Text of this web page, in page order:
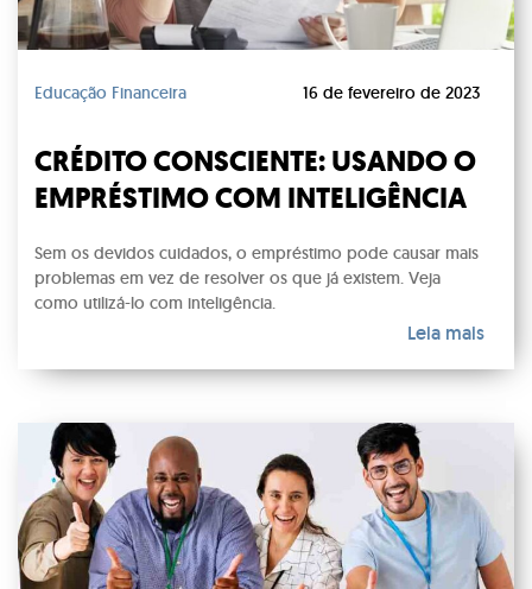
Educação Financeira 16 de fevereiro de 2023
CRÉDITO CONSCIENTE: USANDO O
EMPRÉSTIMO COM INTELIGÊNCIA
Sem os devidos cuidados, o empréstimo pode causar mais
problemas em vez de resolver os que já existem. Veja
como utilizá-lo com inteligência.
Leia mais